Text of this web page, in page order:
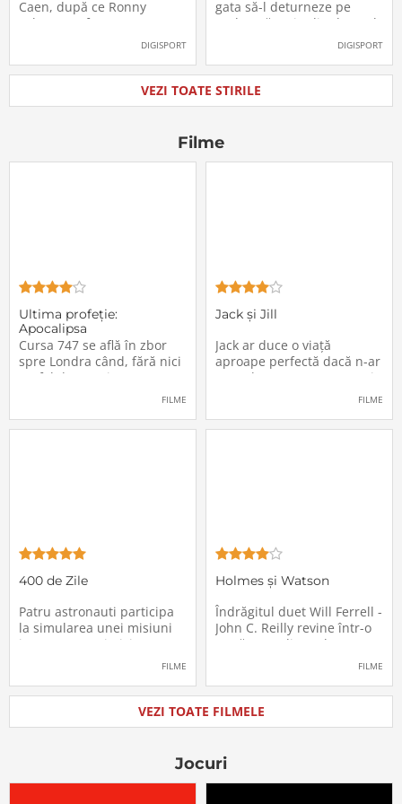
Caen, după ce Ronny
Labonne a fost prezentat
DIGISPORT
gata să-l deturneze pe
Radu Drăgușin din drumul
DIGISPORT
VEZI TOATE STIRILE
Filme
Ultima profeţie:
Apocalipsa
Cursa 747 se află în zbor
spre Londra când, fără nici
un fel de avertisment,
pasagerii încep să dispară
locurile lor. Teroarea și
FILME
Jack și Jill
Jack ar duce o viață
aproape perfectă dacă n-ar
avea de suportat o excepție
sărbători - sora lui
FILME
400 de Zile
Patru astronauti participa
la simularea unei misiuni
in care sunt trimisi pe o
psihologice pe care le are
calatoria in spatiu. Starea
mentala a astronautilor
FILME
Holmes și Watson
Îndrăgitul duet Will Ferrell -
John C. Reilly revine într-o
nouă comedie: Holmes &
Watson, povestea super-
Holmes și a asistentului
său, dr. Watson, inspirată
de romanul best-seller al
De data
FILME
VEZI TOATE FILMELE
Jocuri